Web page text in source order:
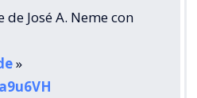
José A. Neme con
»